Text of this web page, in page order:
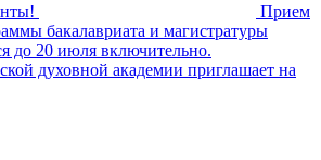
Прием
бакалавриата и магистратуры
до 20 июля включительно.
духовной академии приглашает на